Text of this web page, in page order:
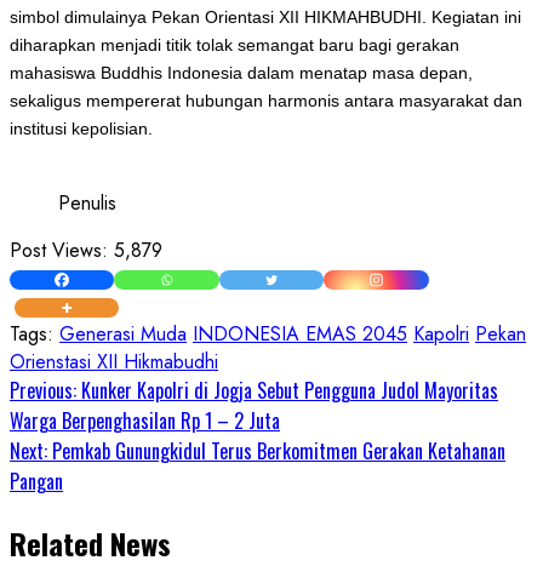
simbol dimulainya Pekan Orientasi XII HIKMAHBUDHI. Kegiatan ini
diharapkan menjadi titik tolak semangat baru bagi gerakan
mahasiswa Buddhis Indonesia dalam menatap masa depan,
sekaligus mempererat hubungan harmonis antara masyarakat dan
institusi kepolisian.
Penulis
Post Views: 5,879
Tags: Generasi Muda INDONESIA EMAS 2045 Kapolri Pekan
Orienstasi XII Hikmabudhi
Continue
Reading
Previous: Kunker Kapolri di Jogja Sebut Pengguna Judol Mayoritas
Warga Berpenghasilan Rp 1 – 2 Juta
Next: Pemkab Gunungkidul Terus Berkomitmen Gerakan Ketahanan
Pangan
Related News